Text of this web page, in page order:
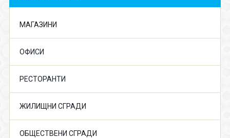
МАГАЗИНИ
ОФИСИ
РЕСТОРАНТИ
ЖИЛИЩНИ СГРАДИ
ОБЩЕСТВЕНИ СГРАДИ